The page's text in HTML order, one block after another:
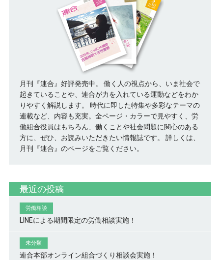
月刊『連合』好評発売中。 働く人の視点から、いま社会で
起きていることや、連合が力を入れている運動などをわか
りやすく解説します。 時代に即した特集や多彩なテーマの
連載など、内容も充実。全ページ・カラーで見やすく、労
働組合役員はもちろん、働くことや社会問題に関心のある
方に、ぜひ、お読みいただきたい情報誌です。 詳しくは、
月刊『連合』のページをご覧ください。
最近の投稿
労働相談
LINEによる期間限定の労働相談実施！
未分類
連合本部オンライン組合づくり相談会実施！